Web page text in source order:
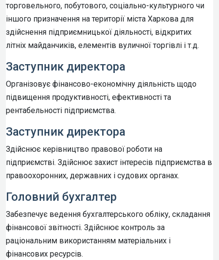
торговельного, побутового, соціально-культурного чи
іншого призначення на території міста Харкова для
здійснення підприємницької діяльності, відкритих
літніх майданчиків, елементів вуличної торгівлі і т.д.
Заступник директора
Організовує фінансово-економічну діяльність щодо
підвищення продуктивності, ефективності та
рентабельності підприємства.
Заступник директора
Здійснює керівництво правової роботи на
підприємстві. Здійснює захист інтересів підприємства в
правоохоронних, державних і судових органах.
Головний бухгалтер
Забезпечує ведення бухгалтерського обліку, складання
фінансової звітності. Здійснює контроль за
раціональним використанням матеріальних і
фінансових ресурсів.